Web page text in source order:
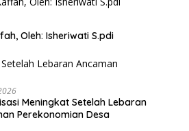
Oleh: Isheriwati S.pdi
Meningkat Setelah Lebaran
Perekonomian Desa